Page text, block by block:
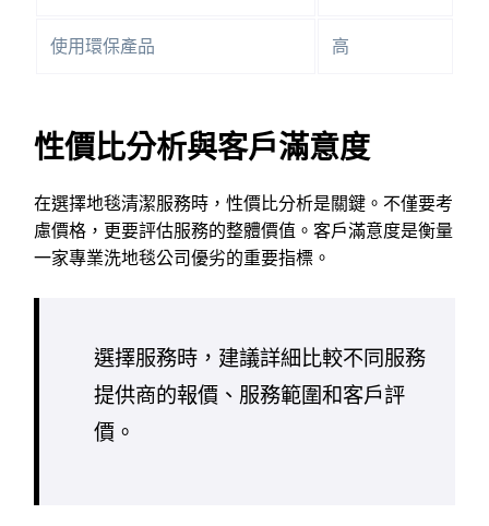
使用環保產品 高
性價比分析與客戶滿意度
在選擇地毯清潔服務時，性價比分析是關鍵。不僅要考
慮價格，更要評估服務的整體價值。客戶滿意度是衡量
一家專業洗地毯公司優劣的重要指標。
選擇服務時，建議詳細比較不同服務
提供商的報價、服務範圍和客戶評
價。